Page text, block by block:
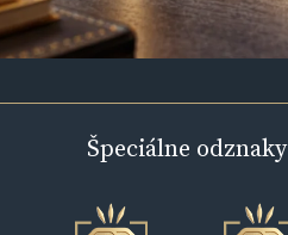
Špeciálne odznaky